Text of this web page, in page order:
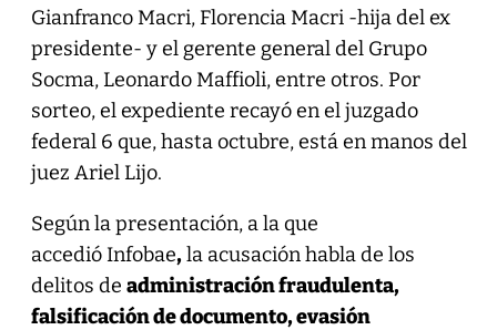
Gianfranco Macri, Florencia Macri -hija del ex
presidente- y el gerente general del Grupo
Socma, Leonardo Maffioli, entre otros. Por
sorteo, el expediente recayó en el juzgado
federal 6 que, hasta octubre, está en manos del
juez Ariel Lijo.
Según la presentación, a la que
accedió Infobae,la acusación habla de los
delitos de administración fraudulenta,
falsificación de documento, evasión